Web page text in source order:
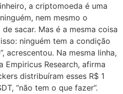
a criptomoeda é uma
nem mesmo o
sacar. Mas é a mesma coisa
ninguém tem a condição
acrescentou. Na mesma linha,
Empiricus Research, afirma
distribuíram esses R$ 1
“não tem o que fazer”.